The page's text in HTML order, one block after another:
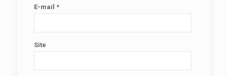
E-mail *
Site